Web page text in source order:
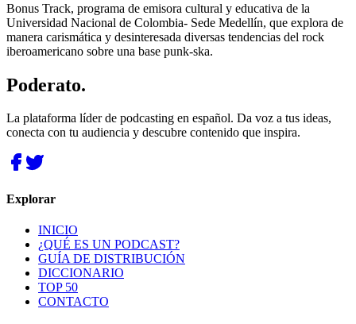
Bonus Track, programa de emisora cultural y educativa de la
Universidad Nacional de Colombia- Sede Medellín, que explora de
manera carismática y desinteresada diversas tendencias del rock
iberoamericano sobre una base punk-ska.
Poderato.
La plataforma líder de podcasting en español. Da voz a tus ideas,
conecta con tu audiencia y descubre contenido que inspira.
Explorar
INICIO
¿QUÉ ES UN PODCAST?
GUÍA DE DISTRIBUCIÓN
DICCIONARIO
TOP 50
CONTACTO